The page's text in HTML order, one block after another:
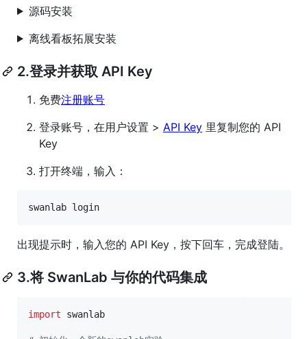
源码安装
离线看板拓展安装
2.登录并获取 API Key
免费注册账号
登录账号，在用户设置 > API Key 里复制您的 API
Key
打开终端，输入：
swanlab login
出现提示时，输入您的 API Key，按下回车，完成登陆。
3.将 SwanLab 与你的代码集成
import swanlab